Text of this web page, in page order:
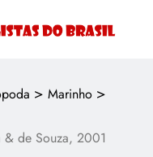
> Marinho >
& de Souza, 2001